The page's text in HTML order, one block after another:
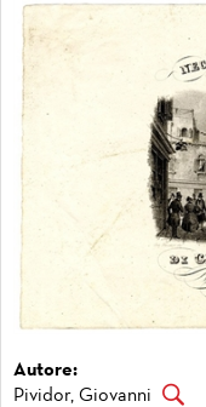
Autore:
Pividor, Giovanni